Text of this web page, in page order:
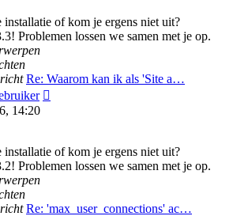
of kom je ergens niet uit?
Problemen lossen we samen met je op.
Re: Waarom kan ik als 'Site a…
14:20
of kom je ergens niet uit?
Problemen lossen we samen met je op.
Re: 'max_user_connections' ac…